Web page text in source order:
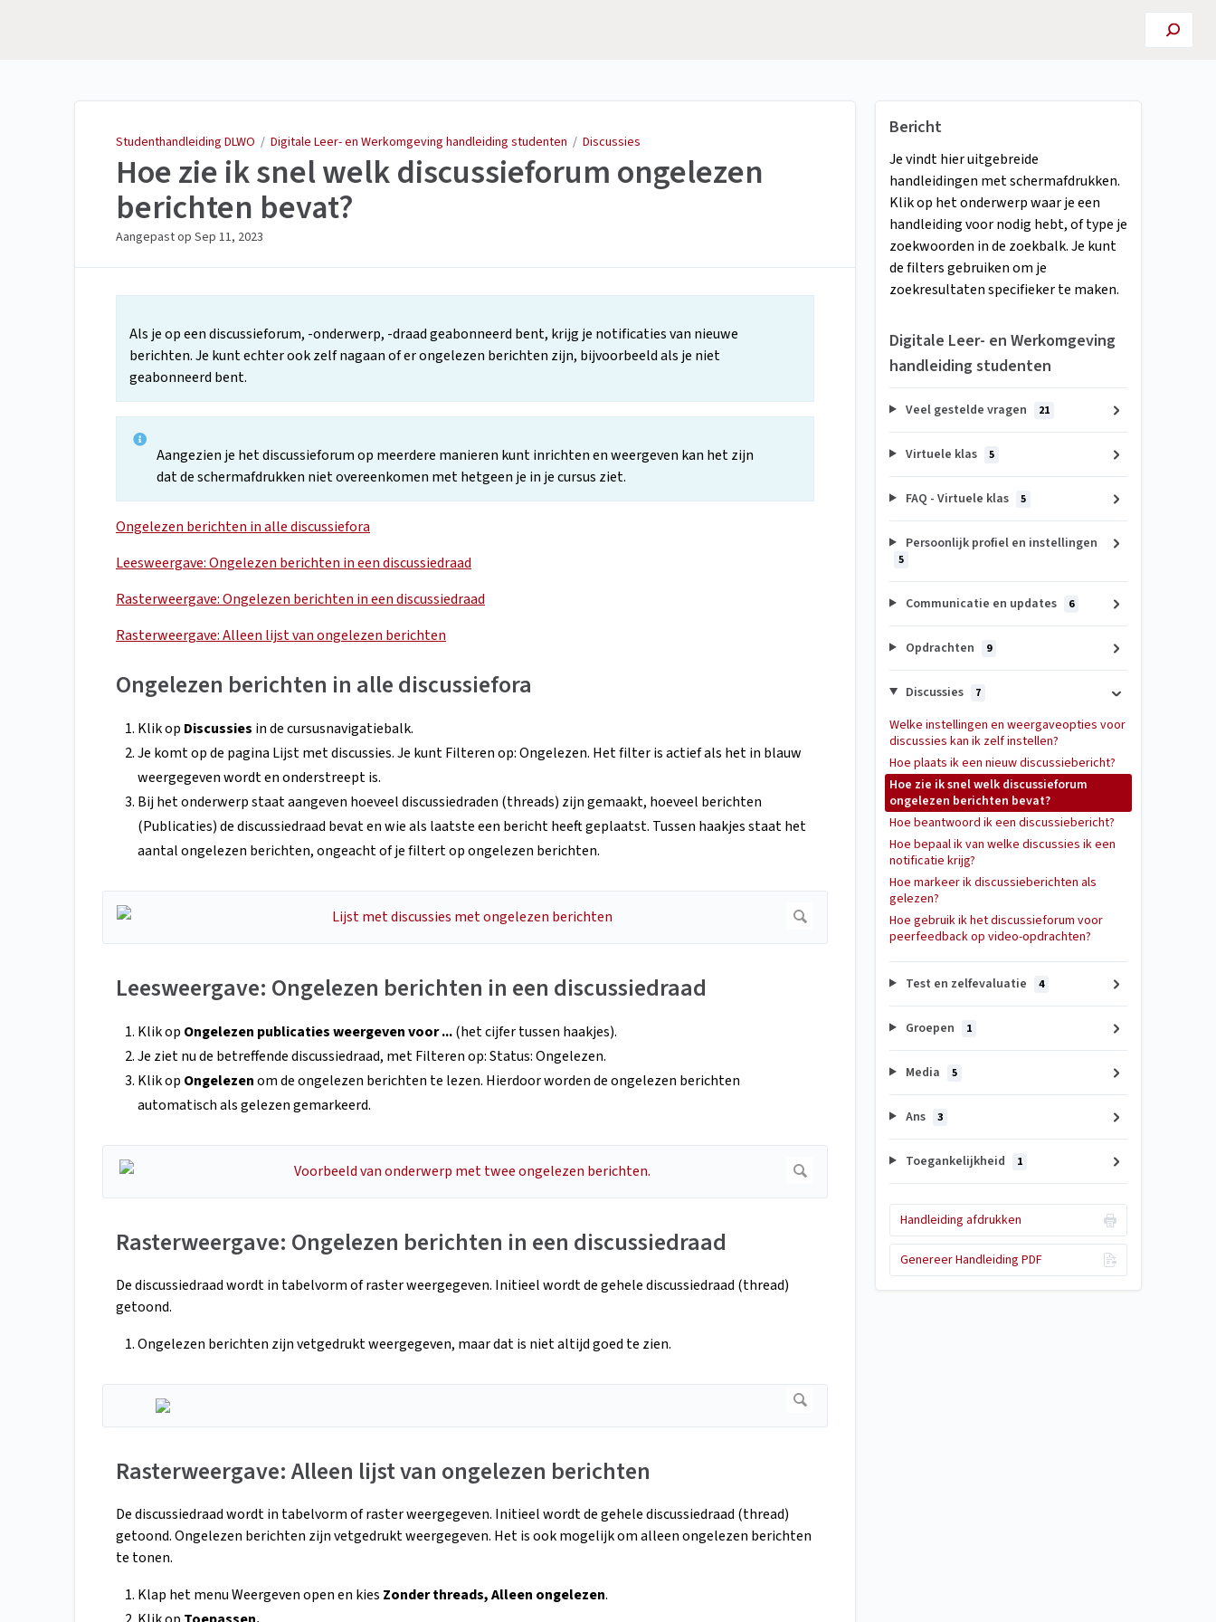
Studenthandleiding DLWO / Digitale Leer- en Werkomgeving handleiding studenten / Discussies
Hoe zie ik snel welk discussieforum ongelezen
berichten bevat?
Aangepast op Sep 11, 2023
Als je op een discussieforum, -onderwerp, -draad geabonneerd bent, krijg je notificaties van nieuwe
berichten. Je kunt echter ook zelf nagaan of er ongelezen berichten zijn, bijvoorbeeld als je niet
geabonneerd bent.
Aangezien je het discussieforum op meerdere manieren kunt inrichten en weergeven kan het zijn
dat de schermafdrukken niet overeenkomen met hetgeen je in je cursus ziet.
Ongelezen berichten in alle discussiefora
Leesweergave: Ongelezen berichten in een discussiedraad
Rasterweergave: Ongelezen berichten in een discussiedraad
Rasterweergave: Alleen lijst van ongelezen berichten
Ongelezen berichten in alle discussiefora
Klik op Discussies in de cursusnavigatiebalk.
Je komt op de pagina Lijst met discussies. Je kunt Filteren op: Ongelezen. Het filter is actief als het in blauw
weergegeven wordt en onderstreept is.
Bij het onderwerp staat aangeven hoeveel discussiedraden (threads) zijn gemaakt, hoeveel berichten
(Publicaties) de discussiedraad bevat en wie als laatste een bericht heeft geplaatst. Tussen haakjes staat het
aantal ongelezen berichten, ongeacht of je filtert op ongelezen berichten.
Leesweergave: Ongelezen berichten in een discussiedraad
Klik op Ongelezen publicaties weergeven voor ...(het cijfer tussen haakjes).
Je ziet nu de betreffende discussiedraad, met Filteren op: Status: Ongelezen.
Klik op Ongelezenom de ongelezen berichten te lezen. Hierdoor worden de ongelezen berichten
automatisch als gelezen gemarkeerd.
Rasterweergave: Ongelezen berichten in een discussiedraad
De discussiedraad wordt in tabelvorm of raster weergegeven. Initieel wordt de gehele discussiedraad (thread)
getoond.
Ongelezen berichten zijn vetgedrukt weergegeven, maar dat is niet altijd goed te zien.
Rasterweergave: Alleen lijst van ongelezen berichten
De discussiedraad wordt in tabelvorm of raster weergegeven. Initieel wordt de gehele discussiedraad (thread)
getoond. Ongelezen berichten zijn vetgedrukt weergegeven. Het is ook mogelijk om alleen ongelezen berichten
te tonen.
Klap het menu Weergeven open en kies Zonder threads, Alleen ongelezen.
Bericht
Je vindt hier uitgebreide
handleidingen met schermafdrukken.
Klik op het onderwerp waar je een
handleiding voor nodig hebt, of type je
zoekwoorden in de zoekbalk. Je kunt
de filters gebruiken om je
zoekresultaten specifieker te maken.
Digitale Leer- en Werkomgeving
handleiding studenten
Veel gestelde vragen 21
Virtuele klas 5
FAQ - Virtuele klas 5
Persoonlijk profiel en instellingen
5
Communicatie en updates 6
Opdrachten 9
Discussies 7
Welke instellingen en weergaveopties voor
discussies kan ik zelf instellen?
Hoe plaats ik een nieuw discussiebericht?
Hoe zie ik snel welk discussieforum
ongelezen berichten bevat?
Hoe beantwoord ik een discussiebericht?
Hoe bepaal ik van welke discussies ik een
notificatie krijg?
Hoe markeer ik discussieberichten als
gelezen?
Hoe gebruik ik het discussieforum voor
peerfeedback op video-opdrachten?
Test en zelfevaluatie 4
Groepen 1
Media 5
Ans 3
Toegankelijkheid 1
Handleiding afdrukken
Genereer Handleiding PDF